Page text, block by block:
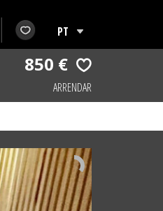
850 €
ARRENDAR